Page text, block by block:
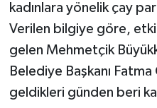
kadınlara yönelik çay
Verilen bilgiye göre,
gelen Mehmetçik
Belediye Başkanı
geldikleri günden beri